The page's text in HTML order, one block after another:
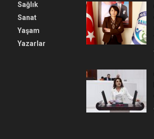
Sağlık
Sanat
Yaşam
Yazarlar